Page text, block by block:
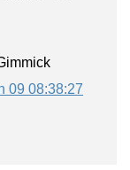
09 08:38:27